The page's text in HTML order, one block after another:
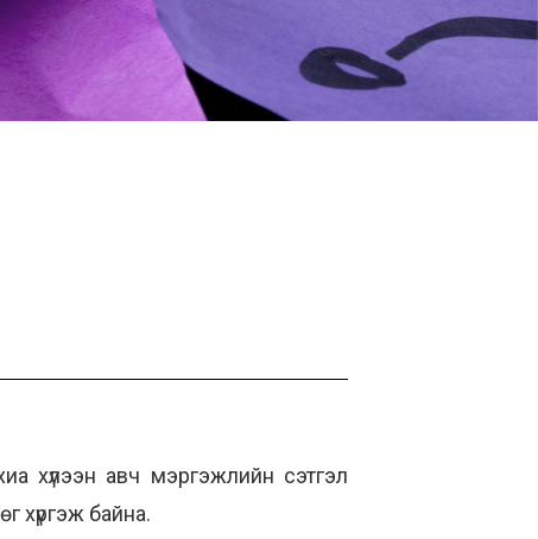
хүлээн авч мэргэжлийн сэтгэл
хүргэж байна.